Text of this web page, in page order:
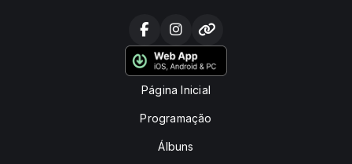
Página Inicial
Programação
Álbuns